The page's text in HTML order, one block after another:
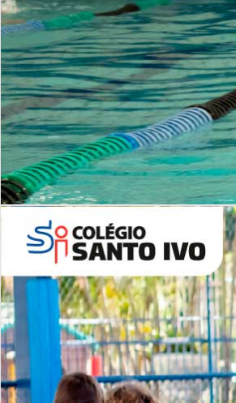
Período Integral | Saiba mais
INSTITUCIONAL
Lista de vídeos